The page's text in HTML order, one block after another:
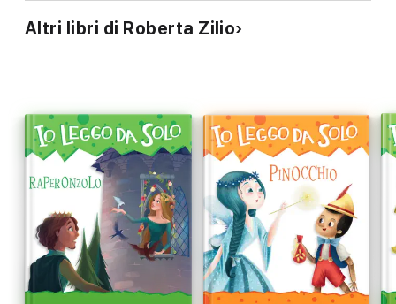
Altri libri di Roberta Zilio